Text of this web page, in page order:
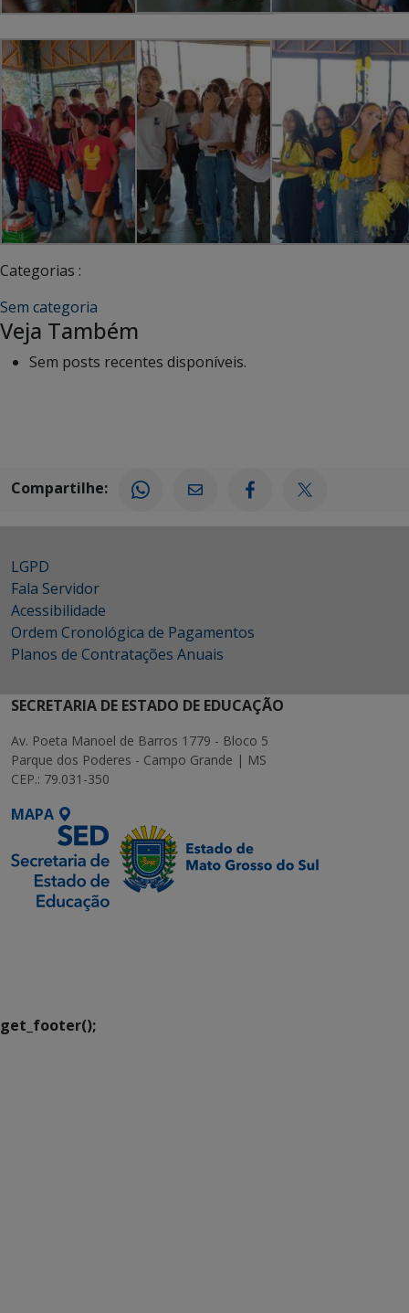
Categorias :
Sem categoria
Veja Também
Sem posts recentes disponíveis.
Compartilhe:
LGPD
Fala Servidor
Acessibilidade
Ordem Cronológica de Pagamentos
Planos de Contratações Anuais
SECRETARIA DE ESTADO DE EDUCAÇÃO
Av. Poeta Manoel de Barros 1779 - Bloco 5
Parque dos Poderes - Campo Grande | MS
CEP.: 79.031-350
MAPA
get_footer();